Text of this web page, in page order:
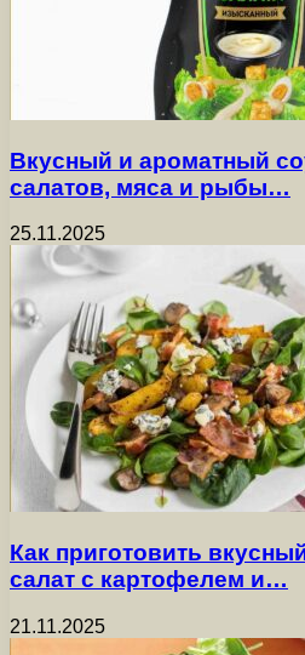
Вкусный и ароматный
салатов, мяса и рыбы…
25.11.2025
Как приготовить
салат с картофелем и…
21.11.2025